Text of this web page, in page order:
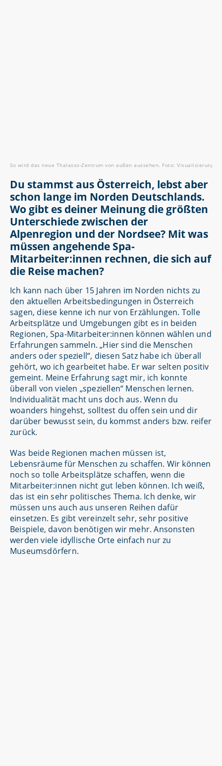
So wird das neue Thalasso-Zentrum von außen aussehen. Foto: Visualisierung
Du stammst aus Österreich, lebst aber
schon lange im Norden Deutschlands.
Wo gibt es deiner Meinung die größten
Unterschiede zwischen der
Alpenregion und der Nordsee? Mit was
müssen angehende Spa-
Mitarbeiter:innen rechnen, die sich auf
die Reise machen?
Ich kann nach über 15 Jahren im Norden nichts zu
den aktuellen Arbeitsbedingungen in Österreich
sagen, diese kenne ich nur von Erzählungen. Tolle
Arbeitsplätze und Umgebungen gibt es in beiden
Regionen, Spa-Mitarbeiter:innen können wählen und
Erfahrungen sammeln. „Hier sind die Menschen
anders oder speziell“, diesen Satz habe ich überall
gehört, wo ich gearbeitet habe. Er war selten positiv
gemeint. Meine Erfahrung sagt mir, ich konnte
überall von vielen „speziellen“ Menschen lernen.
Individualität macht uns doch aus. Wenn du
woanders hingehst, solltest du offen sein und dir
darüber bewusst sein, du kommst anders bzw. reifer
zurück.
Was beide Regionen machen müssen ist,
Lebensräume für Menschen zu schaffen. Wir können
noch so tolle Arbeitsplätze schaffen, wenn die
Mitarbeiter:innen nicht gut leben können. Ich weiß,
das ist ein sehr politisches Thema. Ich denke, wir
müssen uns auch aus unseren Reihen dafür
einsetzen. Es gibt vereinzelt sehr, sehr positive
Beispiele, davon benötigen wir mehr. Ansonsten
werden viele idyllische Orte einfach nur zu
Museumsdörfern.